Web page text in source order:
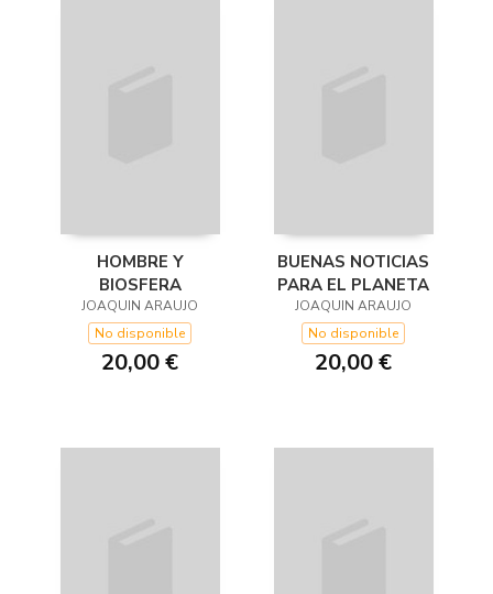
HOMBRE Y
BIOSFERA
JOAQUIN ARAUJO
No disponible
20,00 €
BUENAS NOTICIAS
PARA EL PLANETA
JOAQUIN ARAUJO
No disponible
20,00 €